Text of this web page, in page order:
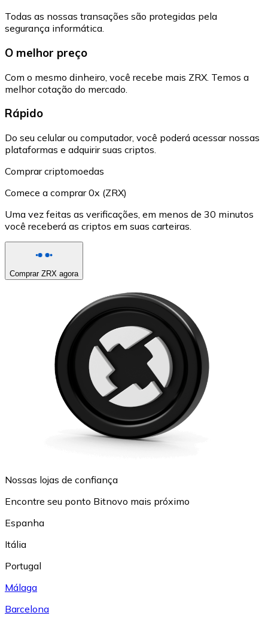
Todas as nossas transações são protegidas pela
segurança informática.
O melhor preço
Com o mesmo dinheiro, você recebe mais ZRX. Temos a
melhor cotação do mercado.
Rápido
Do seu celular ou computador, você poderá acessar nossas
plataformas e adquirir suas criptos.
Comprar criptomoedas
Comece a comprar 0x (ZRX)
Uma vez feitas as verificações, em menos de 30 minutos
você receberá as criptos em suas carteiras.
Comprar ZRX agora
Nossas lojas de confiança
Encontre seu ponto Bitnovo mais próximo
Espanha
Itália
Portugal
Málaga
Barcelona